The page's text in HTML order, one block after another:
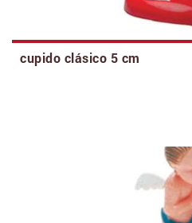
cupido clásico 5 cm